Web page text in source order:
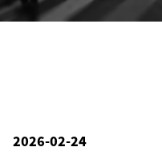
2026-02-24